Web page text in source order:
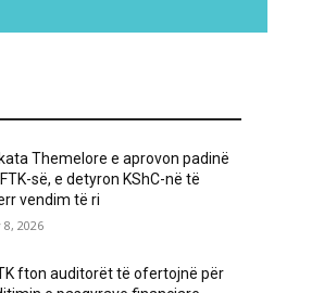
Themelore e aprovon padinë
së, e detyron KShC-në të
vendim të ri
8, 2026
fton auditorët të ofertojnë për